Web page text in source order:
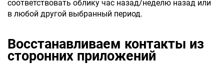
соответствовать облику час назад/неделю назад или
в любой другой выбранный период.
Восстанавливаем контакты из
сторонних приложений